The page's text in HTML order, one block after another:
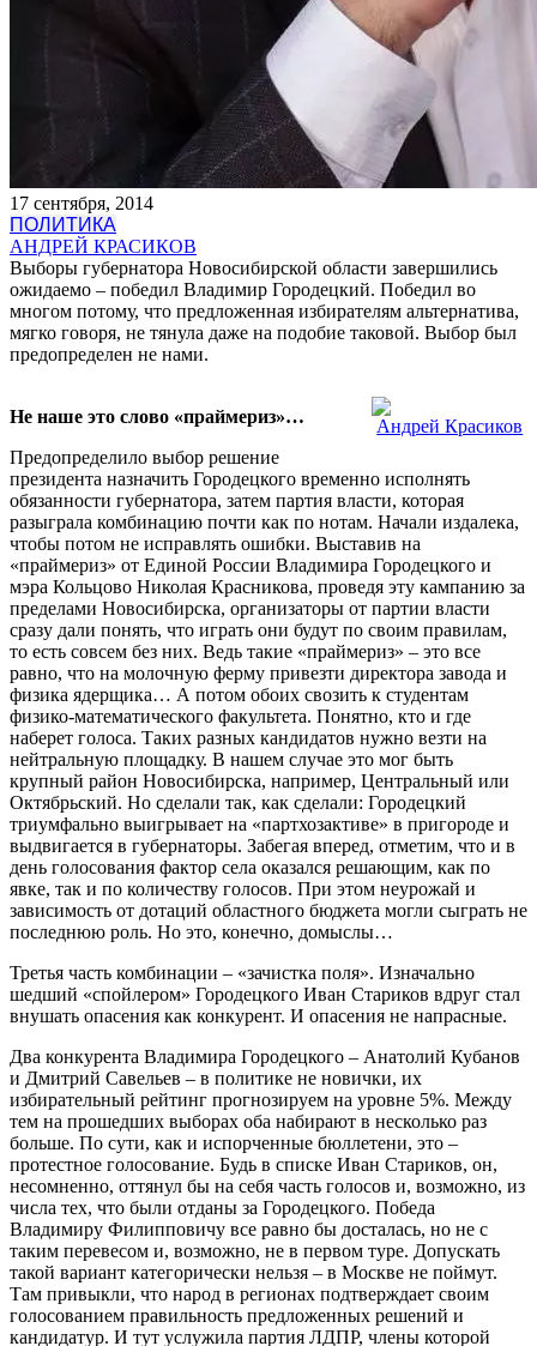
17 сентября, 2014
ПОЛИТИКА
АНДРЕЙ КРАСИКОВ
Выборы губернатора Новосибирской области завершились
ожидаемо – победил Владимир Городецкий. Победил во
многом потому, что предложенная избирателям альтернатива,
мягко говоря, не тянула даже на подобие таковой. Выбор был
предопределен не нами.
Андрей Красиков
Не наше это слово «праймериз»…
Предопределило выбор решение
президента назначить Городецкого временно исполнять
обязанности губернатора, затем партия власти, которая
разыграла комбинацию почти как по нотам. Начали издалека,
чтобы потом не исправлять ошибки. Выставив на
«праймериз» от Единой России Владимира Городецкого и
мэра Кольцово Николая Красникова, проведя эту кампанию за
пределами Новосибирска, организаторы от партии власти
сразу дали понять, что играть они будут по своим правилам,
то есть совсем без них. Ведь такие «праймериз» – это все
равно, что на молочную ферму привезти директора завода и
физика ядерщика… А потом обоих свозить к студентам
физико-математического факультета. Понятно, кто и где
наберет голоса. Таких разных кандидатов нужно везти на
нейтральную площадку. В нашем случае это мог быть
крупный район Новосибирска, например, Центральный или
Октябрьский. Но сделали так, как сделали: Городецкий
триумфально выигрывает на «партхозактиве» в пригороде и
выдвигается в губернаторы. Забегая вперед, отметим, что и в
день голосования фактор села оказался решающим, как по
явке, так и по количеству голосов. При этом неурожай и
зависимость от дотаций областного бюджета могли сыграть не
последнюю роль. Но это, конечно, домыслы…
Третья часть комбинации – «зачистка поля». Изначально
шедший «спойлером» Городецкого Иван Стариков вдруг стал
внушать опасения как конкурент. И опасения не напрасные.
Два конкурента Владимира Городецкого – Анатолий Кубанов
и Дмитрий Савельев – в политике не новички, их
избирательный рейтинг прогнозируем на уровне 5%. Между
тем на прошедших выборах оба набирают в несколько раз
больше. По сути, как и испорченные бюллетени, это –
протестное голосование. Будь в списке Иван Стариков, он,
несомненно, оттянул бы на себя часть голосов и, возможно, из
числа тех, что были отданы за Городецкого. Победа
Владимиру Филипповичу все равно бы досталась, но не с
таким перевесом и, возможно, не в первом туре. Допускать
такой вариант категорически нельзя – в Москве не поймут.
Там привыкли, что народ в регионах подтверждает своим
голосованием правильность предложенных решений и
кандидатур. И тут услужила партия ЛДПР, члены которой